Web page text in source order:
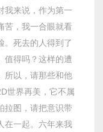
我来说，作为第一
苦，我一合眼就看
。死去的人得到了
值得吗？这样的遭
所以，请那些和他
世界再美，它不属
拉图，请把意识带
在一起。六年来我